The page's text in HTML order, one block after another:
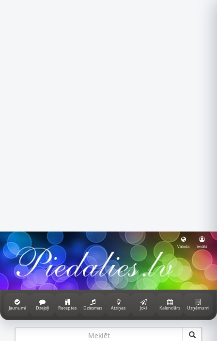
Valoda Ienākt
Jaunumi Dzejoļi Receptes Dziesmas Atziņas Joki Kalendārs Uzņēmumi